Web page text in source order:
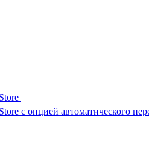
с опцией автоматического